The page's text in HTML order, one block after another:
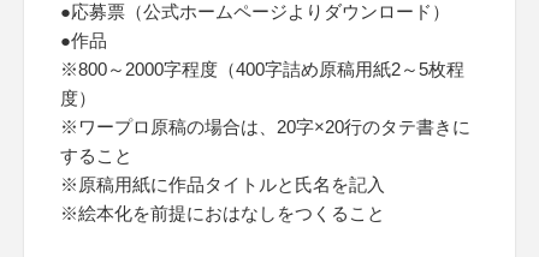
●応募票（公式ホームページよりダウンロード）
●作品
※800～2000字程度（400字詰め原稿用紙2～5枚程
度）
※ワープロ原稿の場合は、20字×20行のタテ書きに
すること
※原稿用紙に作品タイトルと氏名を記入
※絵本化を前提におはなしをつくること